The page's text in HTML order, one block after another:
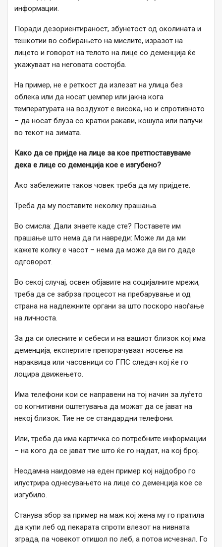
информации.
Поради дезориентираност, збунетост од околината и
тешкотии во собирањето на мислите, изразот на
лицето и говорот на телото на лице со деменција ќе
укажуваат на неговата состојба.
На пример, не е реткост да излезат на улица без
облека или да носат џемпер или јакна кога
температурата на воздухот е висока, но и спротивното
– да носат блуза со кратки ракави, кошула или папучи
во текот на зимата.
Како да се пријде на лице за кое претпоставуваме
дека е лице со деменција кое е изгубено?
Ако забележите таков човек треба да му пријдете.
Треба да му поставите неколку прашања.
Во смисла: Дали знаете каде сте? Поставете им
прашање што нема да ги навреди: Може ли да ми
кажете колку е часот – нема да може да ви го даде
одговорот.
Во секој случај, освен објавите на социјалните мрежи,
треба да се забрза процесот на пребарување и од
страна на надлежните органи за што поскоро наоѓање
на личноста.
За да си олесните и себеси и на вашиот близок кој има
деменција, експертите препорачуваат носење на
нараквица или часовници со ГПС следач кој ќе го
лоцира движењето.
Има телефони кои се направени на тој начин за луѓето
со когнитивни оштетувања да можат да се јават на
некој близок. Тие не се стандардни телефони.
Или, треба да има картичка со потребните информации
– на кого да се јават тие што ќе го најдат, на кој број.
Неодамна наидовме на еден пример кој најдобро го
илустрира однесувањето на лице со деменција кое се
изгубило.
Станува збор за пример на маж кој жена му го пратила
да купи леб од пекарата спроти влезот на нивната
зграда, па човекот отишол по леб, а потоа исчезнал. Го